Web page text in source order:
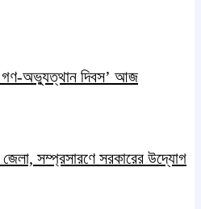
গণ-অভ্যুত্থান দিবস’ আজ
জেলা, সম্প্রসারণে সরকারের উদ্যোগ